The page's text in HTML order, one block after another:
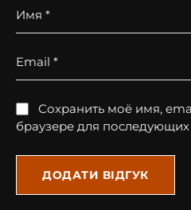
Стриманий дизайн:
Підкладка з
залежно від налаштування
освітлення.
Имя *
Email *
Сохранить моё имя,
браузере для